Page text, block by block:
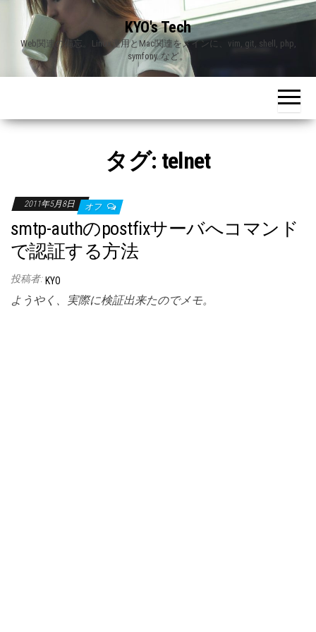
content
KYO's Tech
Web関連の備忘。Linux運用とMac関連をメインに、vim, git, shell, php,
symfony..など。
タグ: telnet
2011年5月8日 オフ
smtp-authのpostfixサーバへコマンド
で認証する方法
投稿者: KYO
ようやく、実際に検証出来たのでメモ。